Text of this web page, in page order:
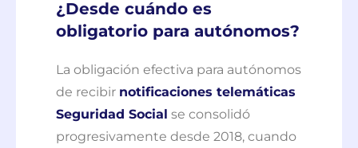
¿Desde cuándo es
obligatorio para autónomos?
La obligación efectiva para autónomos
de recibir notificaciones telemáticas
Seguridad Social se consolidó
progresivamente desde 2018, cuando